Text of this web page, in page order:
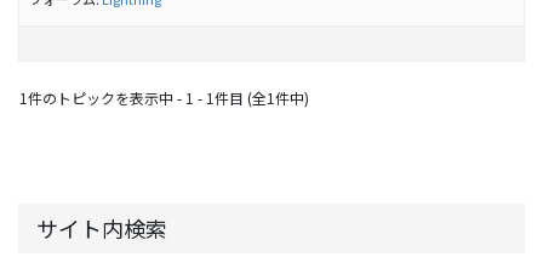
1件のトピックを表示中 - 1 - 1件目 (全1件中)
サイト内検索